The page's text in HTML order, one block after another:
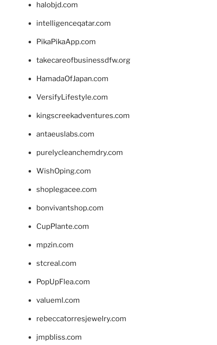
halobjd.com
intelligenceqatar.com
PikaPikaApp.com
takecareofbusinessdfw.org
HamadaOfJapan.com
VersifyLifestyle.com
kingscreekadventures.com
antaeuslabs.com
purelycleanchemdry.com
WishOping.com
shoplegacee.com
bonvivantshop.com
CupPlante.com
mpzin.com
stcreal.com
PopUpFlea.com
valueml.com
rebeccatorresjewelry.com
jmpbliss.com